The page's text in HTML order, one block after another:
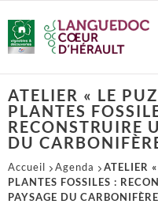
ATELIER « LE
PLANTES
RECONSTRUIRE
DU
Accueil Agenda
ATELIER
PLANTES FOSSILES :
PAYSAGE DU